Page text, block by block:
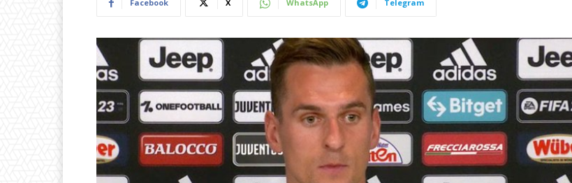
Facebook X WhatsApp Telegram